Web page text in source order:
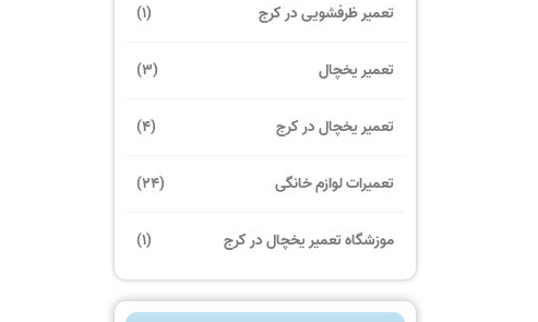
تعمیر ظرفشویی در کرج (1)
تعمیر یخچال (3)
تعمیر یخچال در کرج (4)
تعمیرات لوازم خانگی (24)
موزشگاه تعمیر یخچال در کرج (1)